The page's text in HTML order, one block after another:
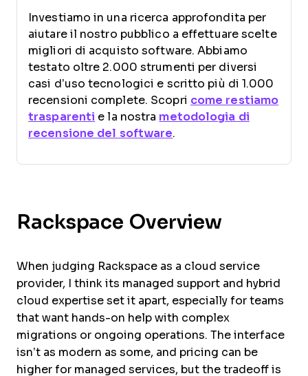
Investiamo in una ricerca approfondita per
aiutare il nostro pubblico a effettuare scelte
migliori di acquisto software. Abbiamo
testato oltre 2.000 strumenti per diversi
casi d’uso tecnologici e scritto più di 1.000
recensioni complete. Scopri come restiamo
trasparenti e la nostra metodologia di
recensione del software.
Rackspace Overview
When judging Rackspace as a cloud service
provider, I think its managed support and hybrid
cloud expertise set it apart, especially for teams
that want hands-on help with complex
migrations or ongoing operations. The interface
isn’t as modern as some, and pricing can be
higher for managed services, but the tradeoff is